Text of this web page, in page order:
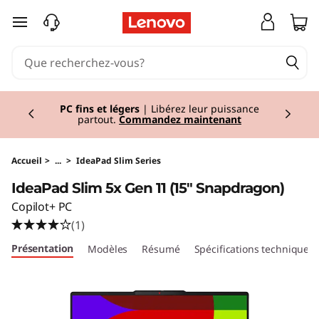
P
a
d
S
passer au contenu principal
PC fins et légers | Libérez leur puissance
partout. Commandez maintenant
Accueil > ... > IdeaPad Slim Series
IdeaPad Slim 5x Gen 11 (15" Snapdragon)
Copilot+ PC
(1)
Présentation Modèles Résumé Spécifications techniques